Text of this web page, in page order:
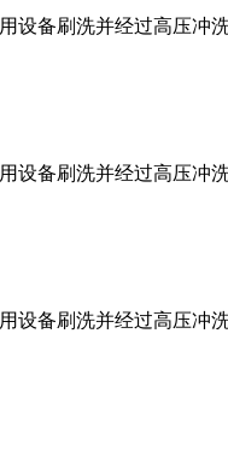
设备刷洗并经过高压冲
设备刷洗并经过高压冲
设备刷洗并经过高压冲